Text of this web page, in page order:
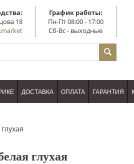
18
График работы:
Пн-Пт 08:00 - 17:00
Сб-Вс - выходные
ДОСТАВКА ОПЛАТА ГАРАНТИЯ
глухая